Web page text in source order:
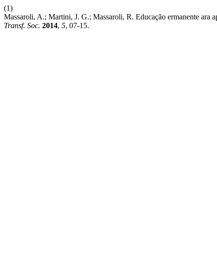
(1)
Massaroli, A.; Martini, J. G.; Massaroli, R. Educação ermanente ara
Transf. Soc. 2014, 5, 07-15.